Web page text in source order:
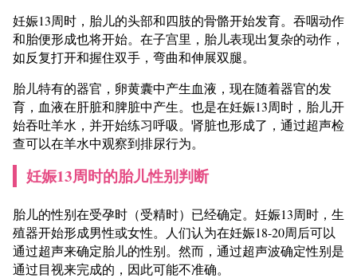
妊娠13周时，胎儿的头部和四肢的骨骼开始发育。吞咽动作
和胎便形成也将开始。在子宫里，胎儿表现出复杂的动作，
如反复打开和握住双手，弯曲和伸展双腿。
胎儿特有的器官，卵黄囊中产生血液，现在随着器官的发
育，血液在肝脏和脾脏中产生。也是在妊娠13周时，胎儿开
始吞吐羊水，并开始练习呼吸。肾脏也形成了，通过超声检
查可以在羊水中观察到排尿行为。
妊娠13周时的胎儿性别判断
胎儿的性别在受孕时（受精时）已经确定。妊娠13周时，生
殖器开始形成男性或女性。人们认为在妊娠18-20周后可以
通过超声来确定胎儿的性别。然而，通过超声波确定性别是
通过目视来完成的，因此可能不准确。